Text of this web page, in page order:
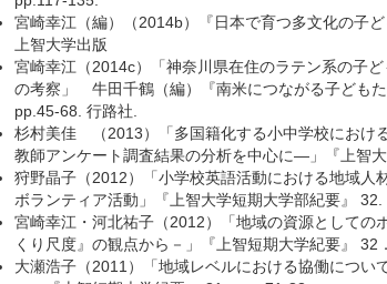
宮崎幸江（編）（2014b）『日本で育つ多文化の子
上智大学出版
宮崎幸江（2014c）「神奈川県在住のラテン系の子
の考察」 牛田千鶴（編）『南米につながる子ども
pp.45-68. 行路社.
杉村美佳 （2013）「多国籍化する小中学校におけ
教師アンケート調査結果の分析を中心に―」『上智
狩野晶子（2012）「小学校英語活動における地域人
ボランティア活動」『上智大学短期大学部紀要』 32.
宮崎幸江・河北祐子（2012）「地域の資源としての
くり尺度』の観点から－」『上智短期大学紀要』 32
大瀬浩子（2011）「地域レベルにおける協働につい